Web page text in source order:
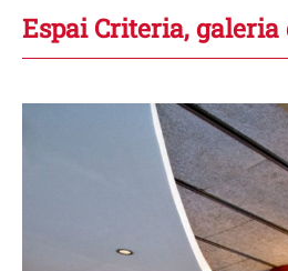
Espai Criteria,